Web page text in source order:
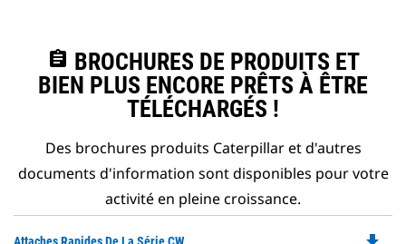
assignment BROCHURES DE PRODUITS ET
BIEN PLUS ENCORE PRÊTS À ÊTRE
TÉLÉCHARGÉS !
Des brochures produits Caterpillar et d'autres
documents d'information sont disponibles pour votre
activité en pleine croissance.